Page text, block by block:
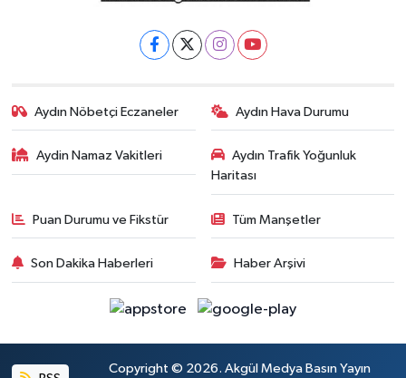
Aydın Nöbetçi Eczaneler Aydın Hava Durumu
Aydin Namaz Vakitleri
Aydın Trafik Yoğunluk
Haritası
Puan Durumu ve Fikstür Tüm Manşetler
Son Dakika Haberleri Haber Arşivi
Copyright © 2026. Akgül Medya Basın Yayın